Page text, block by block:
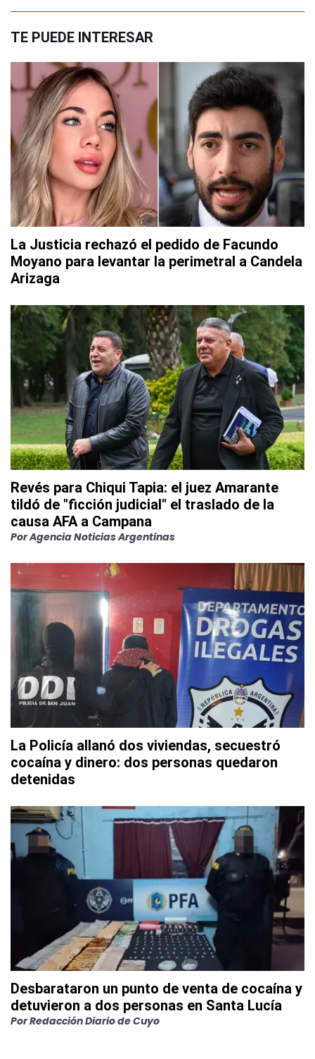
TE PUEDE INTERESAR
La Justicia rechazó el pedido de Facundo
Moyano para levantar la perimetral a Candela
Arizaga
Revés para Chiqui Tapia: el juez Amarante
tildó de "ficción judicial" el traslado de la
causa AFA a Campana
PorAgencia Noticias Argentinas
La Policía allanó dos viviendas, secuestró
cocaína y dinero: dos personas quedaron
detenidas
Desbarataron un punto de venta de cocaína y
detuvieron a dos personas en Santa Lucía
PorRedacción Diario de Cuyo